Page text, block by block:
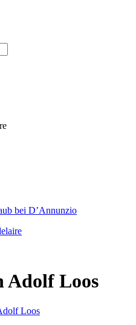
bei D’Annunzio
Adolf Loos
Loos